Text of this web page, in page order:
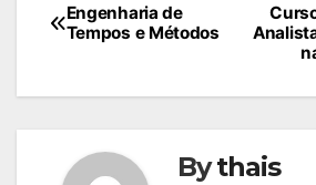
Navegação
de
Engenharia de
Tempos e Métodos
Bythais